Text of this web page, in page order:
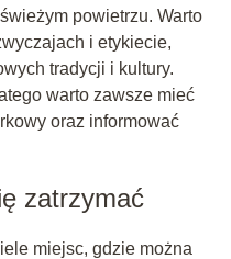
powietrzu. Warto
i etykiecie,
tradycji i kultury.
warto zawsze mieć
oraz informować
zatrzymać
miejsc, gdzie można